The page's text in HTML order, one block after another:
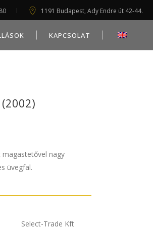
1191 Budapest, Ady Endre út 42-44.
KAPCSOLAT
(2002)
nagy
üvegfal.
Select-Trade Kft